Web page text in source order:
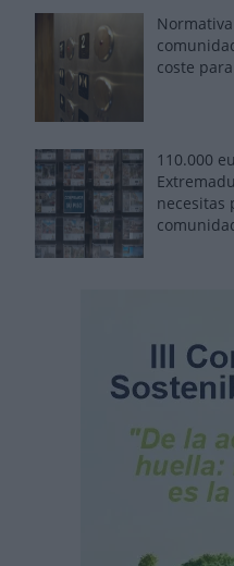
coste
110.000
necesitas